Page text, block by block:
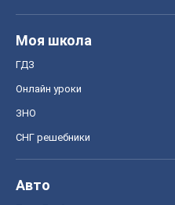
Моя школа
ГДЗ
Онлайн уроки
ЗНО
СНГ решебники
Авто